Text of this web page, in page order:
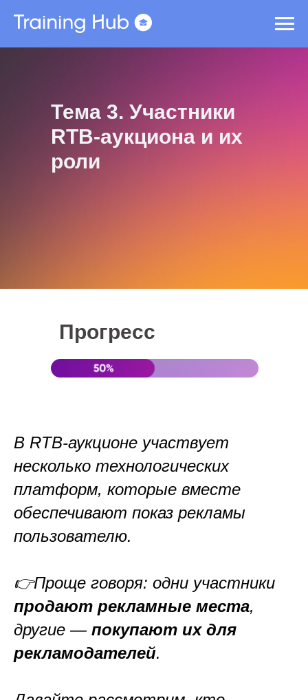
Тема 3. Участники
RTB-аукциона и их
роли
Прогресс
В RTB-аукционе участвует
несколько технологических
платформ, которые вместе
обеспечивают показ рекламы
пользователю.
👉Проще говоря: одни участники
продают рекламные места,
другие — покупают их для
рекламодателей.